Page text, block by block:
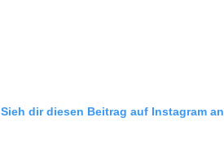
Sieh dir diesen Beitrag auf Instagram an